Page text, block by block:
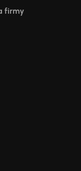
firmy